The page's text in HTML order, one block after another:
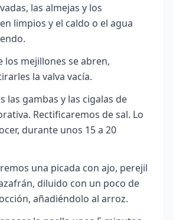
las almejas y los
limpios y el caldo o el agua
los mejillones se abren,
la valva vacía.
las gambas y las cigalas de
Rectificaremos de sal. Lo
durante unos 15 a 20
una picada con ajo, perejil
diluido con un poco de
añadiéndolo al arroz.